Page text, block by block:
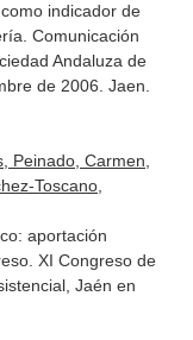
indicador de
Comunicación
Andaluza de
de 2006. Jaen.
Peinado, Carmen,
Toscano,
aportación
XI Congreso de
Jaén en